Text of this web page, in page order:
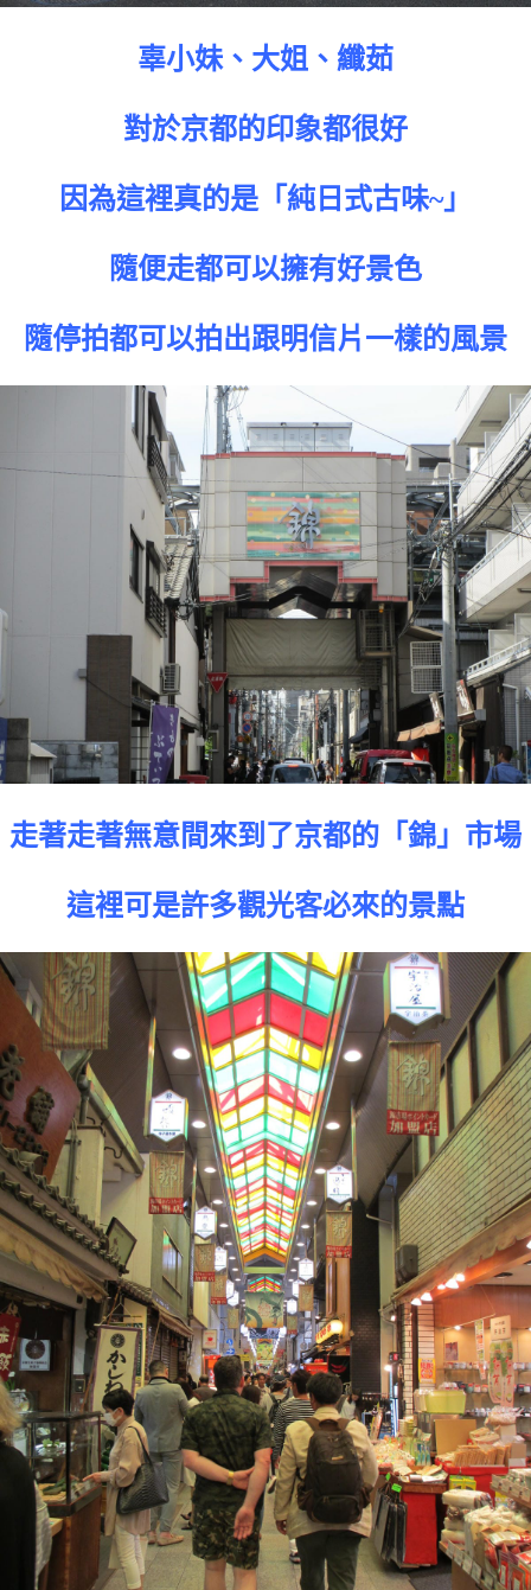
辜小妹、大姐、纖茹
對於京都的印象都很好
因為這裡真的是「純日式古味~」
隨便走都可以擁有好景色
隨停拍都可以拍出跟明信片一樣的風景
走著走著無意間來到了京都的「錦」市場
這裡可是許多觀光客必來的景點